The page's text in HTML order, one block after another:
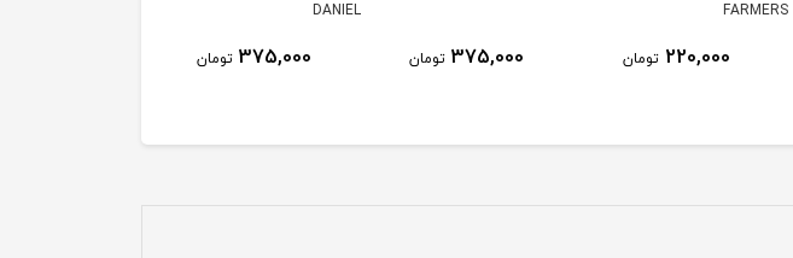
220,000 تومان 375,000 تومان
DANIEL
375,000 تومان